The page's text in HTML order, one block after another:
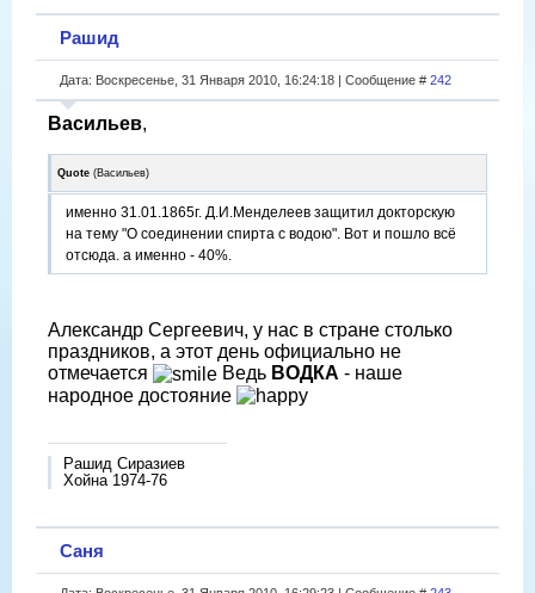
Рашид
Дата: Воскресенье, 31 Января 2010, 16:24:18 | Сообщение # 242
Васильев,
Quote (Васильев)
именно 31.01.1865г. Д.И.Менделеев защитил докторскую
на тему "О соединении спирта с водою". Вот и пошло всё
отсюда. а именно - 40%.
Александр Сергеевич, у нас в стране столько
праздников, а этот день официально не
отмечается
Ведь ВОДКА - наше
народное достояние
Рашид Сиразиев
Хойна 1974-76
Саня